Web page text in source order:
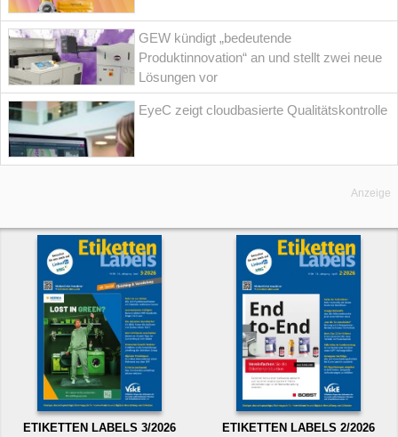
GEW kündigt „bedeutende
Produktinnovation“ an und stellt zwei neue
Lösungen vor
EyeC zeigt cloudbasierte Qualitätskontrolle
Anzeige
ETIKETTEN LABELS 3/2026 ETIKETTEN LABELS 2/2026